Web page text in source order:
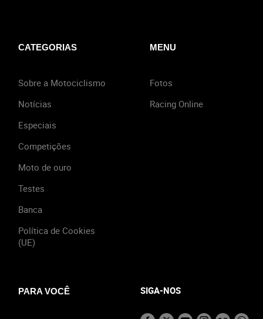
CATEGORIAS
Sobre a Motociclismo
Notícias
Especiais
Competições
Moto de ouro
Testes
Banca
Política de Cookies
(UE)
MENU
Fotos
Racing Online
PARA VOCÊ SIGA-NOS